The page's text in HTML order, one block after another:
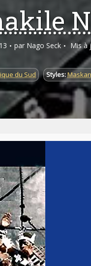
par Nago Seck Mis à
du Sud Styles: